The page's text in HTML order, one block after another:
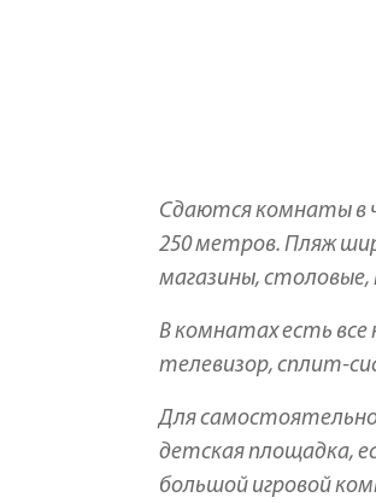
Сдаются комнаты в
250 метров. Пляж
магазины, столовые,
В комнатах есть все
телевизор, сплит-
Для
детская площадка,
большой игровой